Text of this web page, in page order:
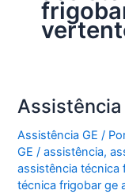
Assistência
Assistência GE /
GE/assistência,
assistência técnica
técnica frigobar ge